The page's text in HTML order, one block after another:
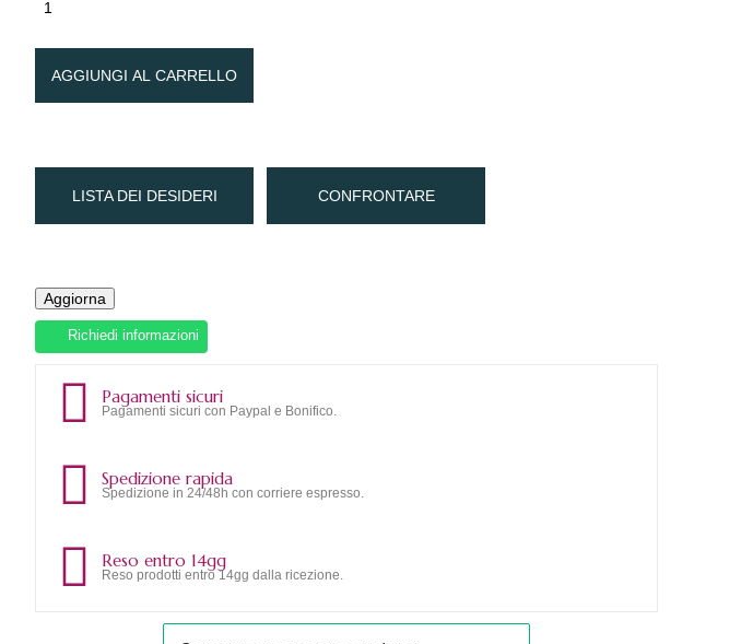
AGGIUNGI AL CARRELLO
LISTA DEI DESIDERI CONFRONTARE
Richiedi informazioni
Pagamenti sicuri
Pagamenti sicuri con Paypal e Bonifico.
Spedizione rapida
Spedizione in 24/48h con corriere espresso.
Reso entro 14gg
Reso prodotti entro 14gg dalla ricezione.